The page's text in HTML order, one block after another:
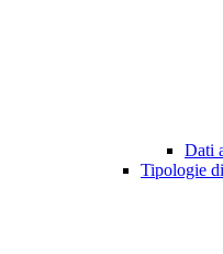
Dati
Tipologie